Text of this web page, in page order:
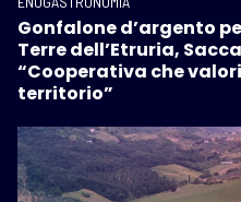
Gonfalone d’argento
Terre dell’Etruria,
“Cooperativa che
territorio”